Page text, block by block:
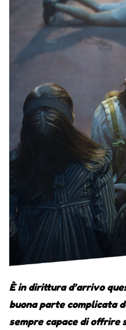
È in dirittura d’arrivo
buona parte complicata
sempre capace di